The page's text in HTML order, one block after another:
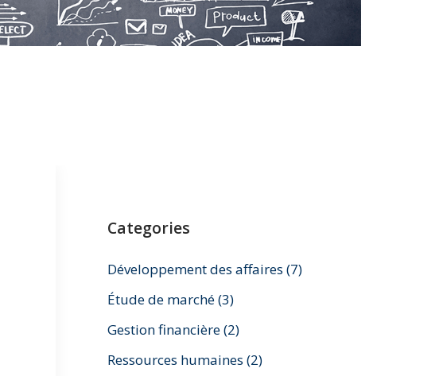
Categories
Développement des affaires (7)
Étude de marché(3)
Gestion financière(2)
Ressources humaines (2)